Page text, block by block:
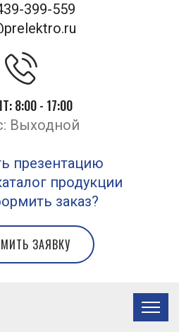
399-559
8:00 - 17:00
Выходной
презентацию
продукции
заказ?
ЗАЯВКУ